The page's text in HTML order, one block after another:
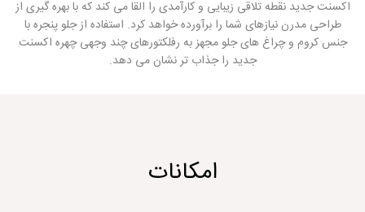
اکسنت جدید نقطه تلاقی زیبایی و کارآمدی را القا می کند که با بهره گیری از
طراحی مدرن نیازهای شما را برآورده خواهد کرد. استفاده از جلو پنجره با
جنس کروم و چراغ های جلو مجهز به رفلکتورهای چند وجهی چهره اکسنت
جدید را جذاب تر نشان می دهد.
امکانات